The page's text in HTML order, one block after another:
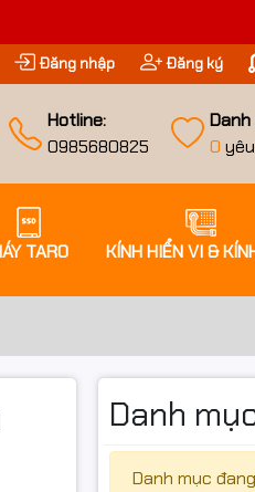
Đăng nhập Đăng ký
Hotline:
0985680825
0
TARO KÍNH HIỂN VI &
Danh
Danh mục